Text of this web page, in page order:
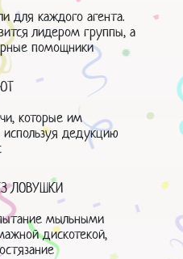
для каждого агента.
лидером группы, а
помощники
которые им
дедукцию
ЛОВУШКИ
мыльными
дискотекой,